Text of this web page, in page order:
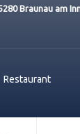
Braunau am
Restaurant